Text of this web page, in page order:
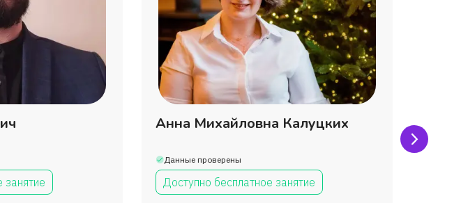
занятие
Анна Михайловна Калуцких
Данные проверены
Доступно бесплатное занятие